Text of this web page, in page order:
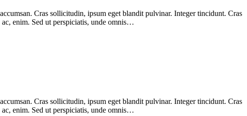
Cras sollicitudin, ipsum eget blandit pulvinar. Integer tincidunt. Cras
enim. Sed ut perspiciatis, unde omnis…
Cras sollicitudin, ipsum eget blandit pulvinar. Integer tincidunt. Cras
enim. Sed ut perspiciatis, unde omnis…